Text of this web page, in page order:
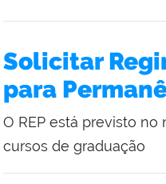
Brito
Solicitar
para
O REP está previsto
cursos de graduação